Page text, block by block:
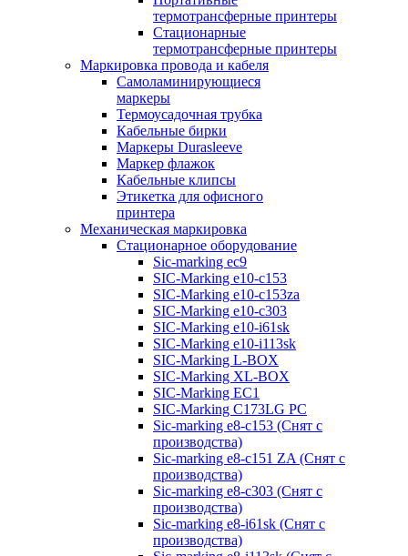
термотрансферные принтеры
Стационарные
термотрансферные принтеры
Маркировка провода и кабеля
Самоламинирующиеся
маркеры
Термоусадочная трубка
Кабельные бирки
Маркеры Durasleeve
Маркер флажок
Кабельные клипсы
Этикетка для офисного
принтера
Механическая маркировка
Стационарное оборудование
Sic-marking ec9
SIC-Marking e10-c153
SIC-Marking e10-c153za
SIC-Marking e10-c303
SIC-Marking e10-i61sk
SIC-Marking e10-i113sk
SIC-Marking L-BOX
SIC-Marking XL-BOX
SIC-Marking EC1
SIC-Marking C173LG PC
Sic-marking e8-c153 (Снят с
производства)
Sic-marking e8-c151 ZA (Снят с
производства)
Sic-marking e8-c303 (Снят с
производства)
Sic-marking e8-i61sk (Снят с
производства)